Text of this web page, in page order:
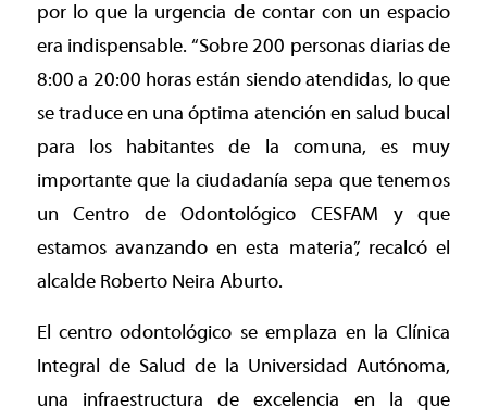
por lo que la urgencia de contar con un espacio
era indispensable. “Sobre 200 personas diarias de
8:00 a 20:00 horas están siendo atendidas, lo que
se traduce en una óptima atención en salud bucal
para los habitantes de la comuna, es muy
importante que la ciudadanía sepa que tenemos
un Centro de Odontológico CESFAM y que
estamos avanzando en esta materia”, recalcó el
alcalde Roberto Neira Aburto.
El centro odontológico se emplaza en la Clínica
Integral de Salud de la Universidad Autónoma,
una infraestructura de excelencia en la que